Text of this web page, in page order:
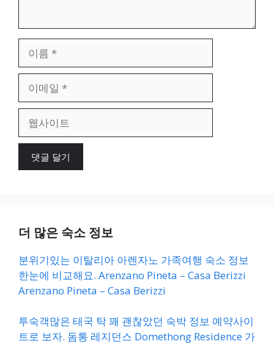
일
이
더 많은 숙소 정보
분위기있는 이탈리아 아렌자노 가족여행 숙소 정보
한눈에 비교해요. Arenzano Pineta – Casa Berizzi
Arenzano Pineta – Casa Berizzi
투숙객많은 태국 탁 꽤 괜찮았던 숙박 정보 예약사이
트로 보자. 돔통 레지던스 Domethong Residence 가